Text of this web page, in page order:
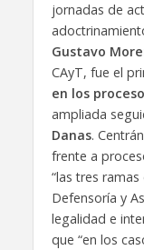
jornadas de
Gustavo
CAyT, fue el
en los
ampliada
Danas.
frente a
“las tres
Defensoría y
legalidad e
que “en los